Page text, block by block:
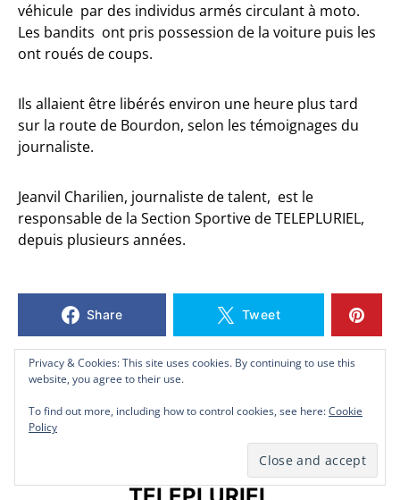
Privacy & Cookies: This site uses cookies. By continuing to use this
website, you agree to their use.
To find out more, including how to control cookies, see here:Cookie
Policy
véhicule par des individus armés circulant à moto.
Les bandits ont pris possession de la voiture puis les
ont roués de coups.
Ils allaient être libérés environ une heure plus tard
sur la route de Bourdon, selon les témoignages du
journaliste.
Jeanvil Charilien, journaliste de talent, est le
responsable de la Section Sportive de TELEPLURIEL,
depuis plusieurs années.
Share Tweet
Privacy & Cookies: This site uses cookies. By continuing to use this
website, you agree to their use.
To find out more, including how to control cookies, see here:Cookie
Policy
Privacy & Cookies: This site uses cookies. By continuing to use this
website, you agree to their use.
To find out more, including how to control cookies, see here:Cookie
Policy